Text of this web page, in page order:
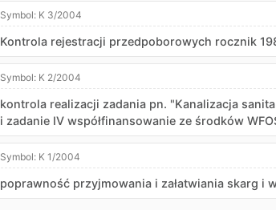
Symbol: K 3/2004
Kontrola rejestracji przedpoborowych rocznik
Symbol: K 2/2004
kontrola realizacji zadania pn. "Kanalizacja
i zadanie IV współfinansowanie ze środków
Symbol: K 1/2004
poprawność przyjmowania i załatwiania skarg i